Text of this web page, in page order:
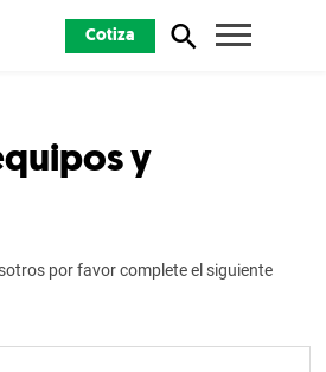
Cotiza
y
por favor complete el siguiente